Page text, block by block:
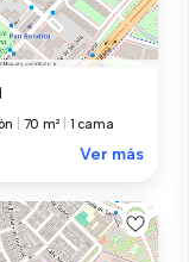
70 m² 1 cama
Ver más